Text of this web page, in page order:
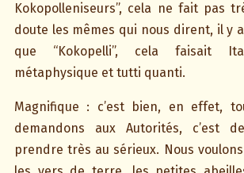
Kokopolleniseurs”, cela ne fait pas
doute les mêmes qui nous dirent, il y
que “Kokopelli”, cela faisait
métaphysique et tutti quanti.
Magnifique : c’est bien, en effet,
demandons aux Autorités, c’est
prendre très au sérieux. Nous